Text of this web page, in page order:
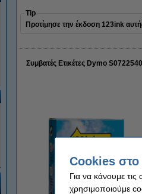
Tip
Προτίμησε την έκδοση 123ink
Συμβατές Ετικέτες Dymo
Cookies
Για να κάνουμε
χρησιμοποιούμε